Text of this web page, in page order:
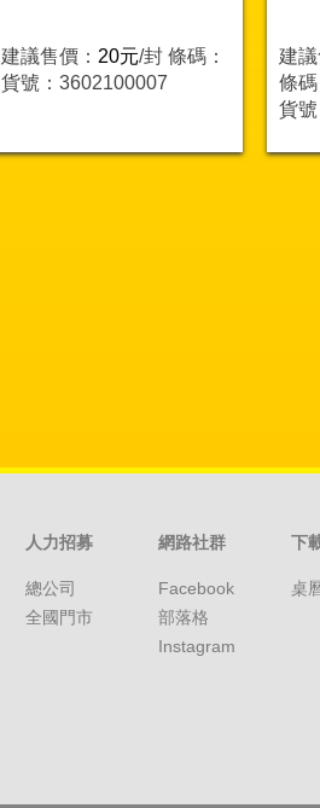
建議售價： 20元/封 條碼：
貨號：3602100007
建議
條
貨
人力招募
總公司
全國門市
網路社群
Facebook
部落格
Instagram
下
桌